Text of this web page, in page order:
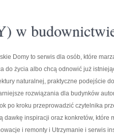
w
Domy to serwis dla osób, które
do życia albo chcą odnowić już
naturalnej, praktyczne podejście
rozwiązania dla budynków
po kroku przeprowadzić czytelnika
dawkę inspiracji oraz konkretów, które
i remonty i Utrzymanie i serwis